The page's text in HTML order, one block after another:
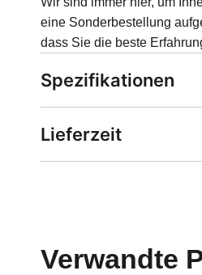
eine Sonderbestellung
dass Sie die beste
Spezifikationen
Lieferzeit
Verwandte